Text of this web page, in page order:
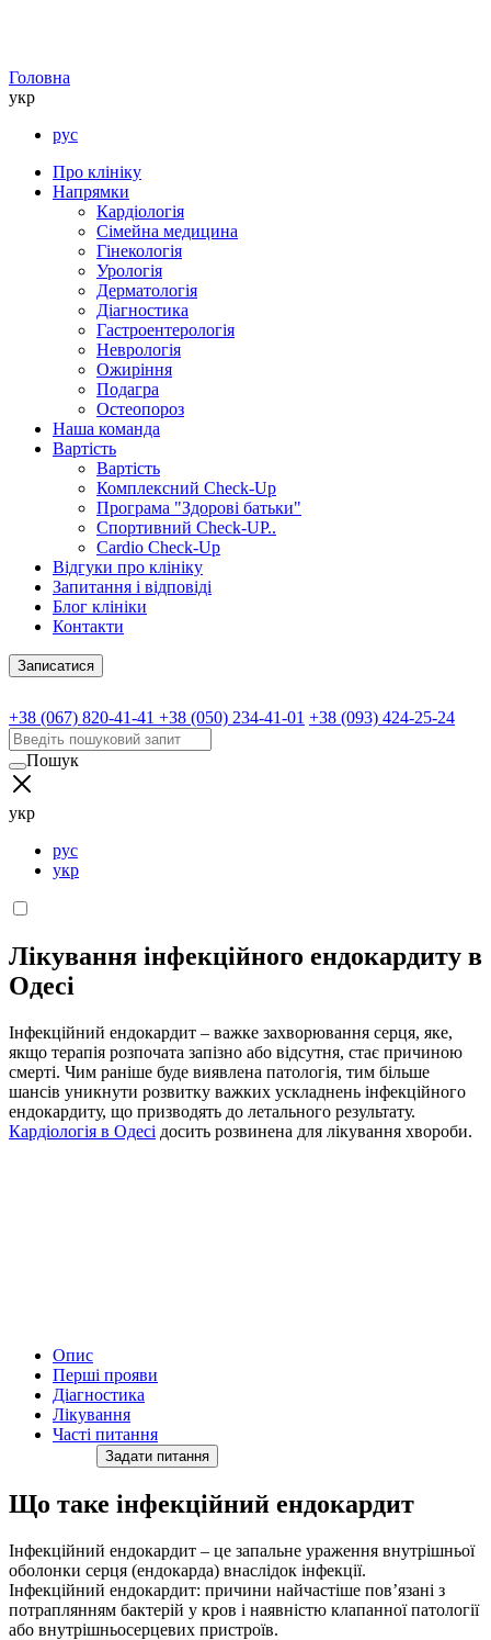
Головна
укр
рус
Про клініку
Напрямки
Кардіологія
Сімейна медицина
Гінекологія
Урологія
Дерматологія
Діагностика
Гастроентерологія
Неврологія
Ожиріння
Подагра
Остеопороз
Наша команда
Вартість
Вартість
Комплексний Check-Up
Програма "Здорові батьки"
Спортивний Check-UP..
Cardio Check-Up
Відгуки про клініку
Запитання і відповіді
Блог клініки
Контакти
Записатися
+38 (067) 820-41-41 +38 (050) 234-41-01 +38 (093) 424-25-24
Пошук
укр
рус
укр
Лікування інфекційного ендокардиту в
Одесі
Інфекційний ендокардит – важке захворювання серця, яке,
якщо терапія розпочата запізно або відсутня, стає причиною
смерті. Чим раніше буде виявлена ​​патологія, тим більше
шансів уникнути розвитку важких ускладнень інфекційного
ендокардиту, що призводять до летального результату.
Кардіологія в Одесі досить розвинена для лікування хвороби.
Опис
Перші прояви
Діагностика
Лікування
Часті питання
Задати питання
Що таке інфекційний ендокардит
Інфекційний ендокардит – це запальне ураження внутрішньої
оболонки серця (ендокарда) внаслідок інфекції.
Інфекційний ендокардит: причини найчастіше пов’язані з
потраплянням бактерій у кров і наявністю клапанної патології
або внутрішньосерцевих пристроїв.